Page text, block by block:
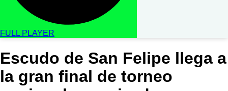
FULL PLAYER
Escudo de San Felipe llega a
la gran final de torneo